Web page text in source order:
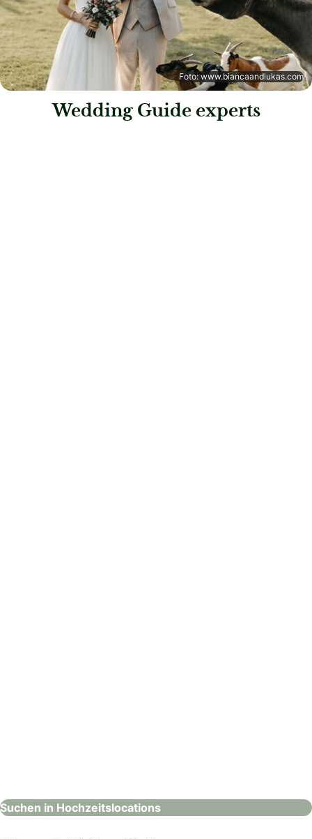
Foto: www.biancaandlukas.com
Wedding Guide experts
Suchen in Hochzeitslocations